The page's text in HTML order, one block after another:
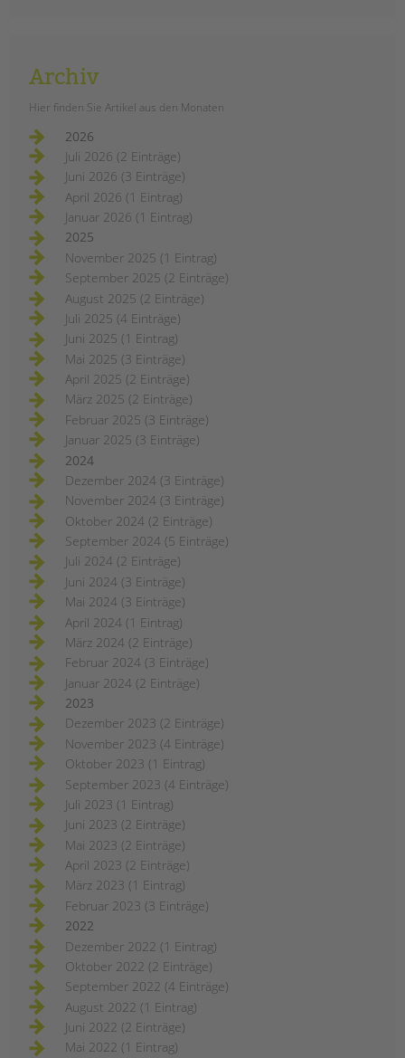
Archiv
Hier finden Sie Artikel aus den Monaten
2026
Juli 2026 (2 Einträge)
Juni 2026 (3 Einträge)
April 2026 (1 Eintrag)
Januar 2026 (1 Eintrag)
2025
November 2025 (1 Eintrag)
September 2025 (2 Einträge)
August 2025 (2 Einträge)
Juli 2025 (4 Einträge)
Juni 2025 (1 Eintrag)
Mai 2025 (3 Einträge)
April 2025 (2 Einträge)
März 2025 (2 Einträge)
Februar 2025 (3 Einträge)
Januar 2025 (3 Einträge)
2024
Dezember 2024 (3 Einträge)
November 2024 (3 Einträge)
Oktober 2024 (2 Einträge)
September 2024 (5 Einträge)
Juli 2024 (2 Einträge)
Juni 2024 (3 Einträge)
Mai 2024 (3 Einträge)
April 2024 (1 Eintrag)
März 2024 (2 Einträge)
Februar 2024 (3 Einträge)
Januar 2024 (2 Einträge)
2023
Dezember 2023 (2 Einträge)
November 2023 (4 Einträge)
Oktober 2023 (1 Eintrag)
September 2023 (4 Einträge)
Juli 2023 (1 Eintrag)
Juni 2023 (2 Einträge)
Mai 2023 (2 Einträge)
April 2023 (2 Einträge)
März 2023 (1 Eintrag)
Februar 2023 (3 Einträge)
2022
Dezember 2022 (1 Eintrag)
Oktober 2022 (2 Einträge)
September 2022 (4 Einträge)
August 2022 (1 Eintrag)
Juni 2022 (2 Einträge)
Mai 2022 (1 Eintrag)